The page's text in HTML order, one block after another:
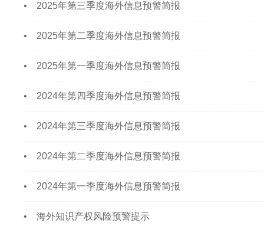
• 2025年第三季度海外信息预警简报
• 2025年第二季度海外信息预警简报
• 2025年第一季度海外信息预警简报
• 2024年第四季度海外信息预警简报
• 2024年第三季度海外信息预警简报
• 2024年第二季度海外信息预警简报
• 2024年第一季度海外信息预警简报
• 海外知识产权风险预警提示